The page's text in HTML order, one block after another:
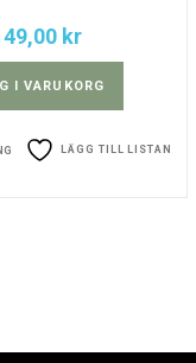
kr
I VARUKORG
LÄGG TILL LISTAN